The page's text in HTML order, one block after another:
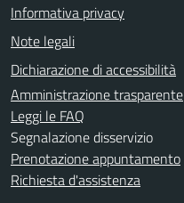
Informativa privacy
Note legali
Dichiarazione di accessibilità
Amministrazione trasparente
Leggi le FAQ
Segnalazione disservizio
Prenotazione appuntamento
Richiesta d'assistenza